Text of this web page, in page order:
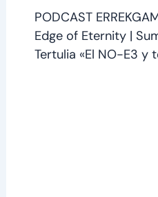
PODCAST
Edge of Eternity |
Tertulia «El NO-E3 y